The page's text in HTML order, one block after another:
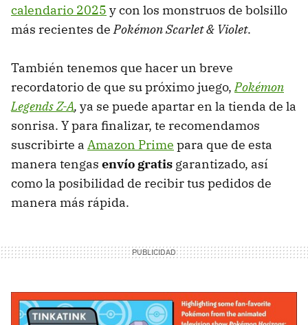
calendario 2025 y con los monstruos de bolsillo
más recientes dePokémon Scarlet & Violet.
También tenemos que hacer un breve
recordatorio de que su próximo juego,Pokémon
Legends Z-A, ya se puede apartar en la tienda de la
sonrisa. Y para finalizar, te recomendamos
suscribirte a Amazon Prime para que de esta
manera tengas envío gratis garantizado, así
como la posibilidad de recibir tus pedidos de
manera más rápida.